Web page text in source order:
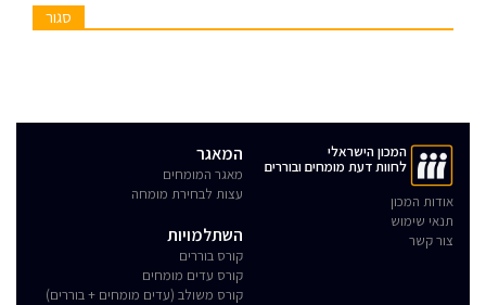
סגור
המכון הישראלי
לחוות דעת מומחים ובוררים
אודות המכון
תנאי שימוש
צור קשר
המאגר
מאגר המומחים
עצות לבחירת מומחה
השתלמויות
קורס בוררים
קורס עדים מומחים
קורס משולב (עדים מומחים + בוררים)